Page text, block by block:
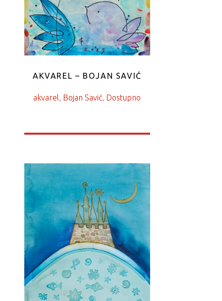
AKVAREL – BOJAN SAVIĆ
akvarel, Bojan Savić, Dostupno